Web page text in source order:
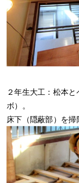
２年生大工：松本
ボ）。
床下（隠蔽部）を掃